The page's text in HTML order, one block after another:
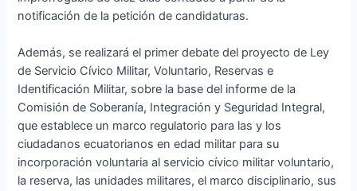
notificación de la petición de candidaturas.
Además, se realizará el primer debate del proyecto de Ley
de Servicio Cívico Militar, Voluntario, Reservas e
Identificación Militar, sobre la base del informe de la
Comisión de Soberanía, Integración y Seguridad Integral,
que establece un marco regulatorio para las y los
ciudadanos ecuatorianos en edad militar para su
incorporación voluntaria al servicio cívico militar voluntario,
la reserva, las unidades militares, el marco disciplinario, sus